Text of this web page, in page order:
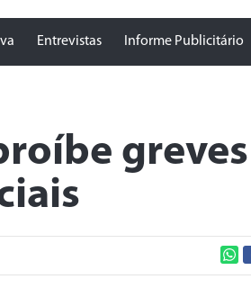
Entrevistas Informe Publicitário
greves